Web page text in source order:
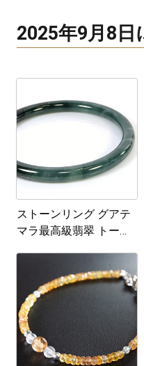
2025年9月8
ストーンリング グアテ
マラ最高級翡翠 トーラ